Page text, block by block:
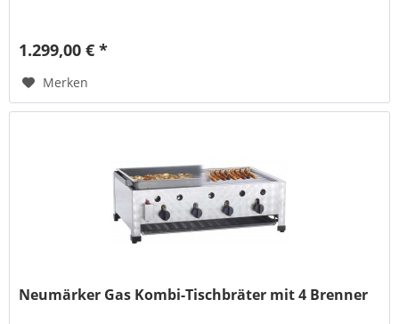
1.299,00 € *
Merken
Neumärker Gas Kombi-Tischbräter mit 4 Brenner